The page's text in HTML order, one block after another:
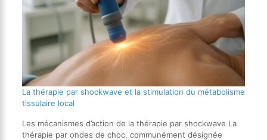
La thérapie par shockwave et la stimulation du métabolisme
tissulaire local
Les mécanismes d’action de la thérapie par shockwave La
thérapie par ondes de choc, communément désignée